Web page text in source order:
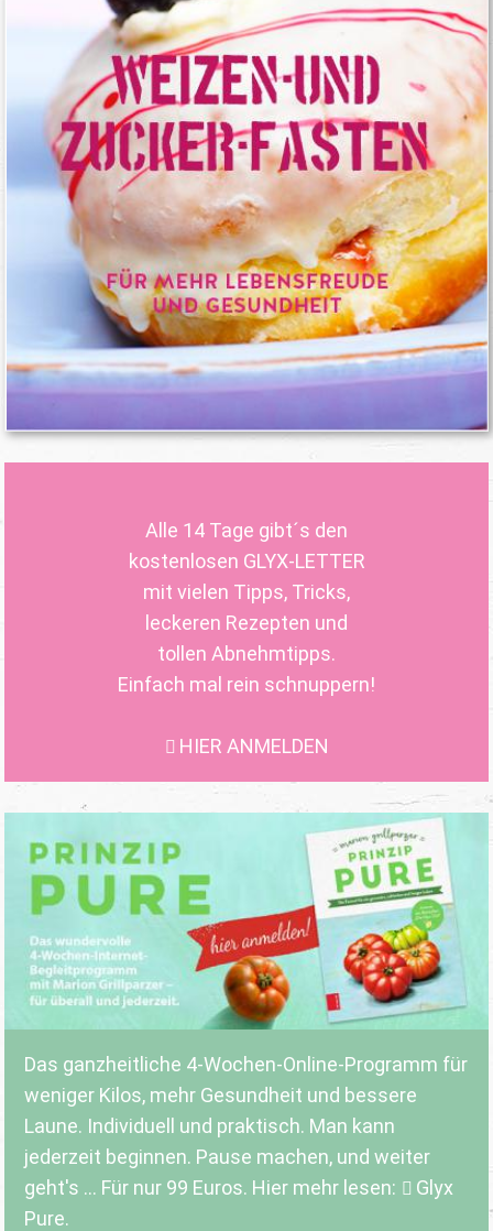
Alle 14 Tage gibt´s den
kostenlosen GLYX-LETTER
mit vielen Tipps, Tricks,
leckeren Rezepten und
tollen Abnehmtipps.
Einfach mal rein schnuppern!
HIER ANMELDEN
Das ganzheitliche 4-Wochen-Online-Programm für
weniger Kilos, mehr Gesundheit und bessere
Laune. Individuell und praktisch. Man kann
jederzeit beginnen. Pause machen, und weiter
geht's ... Für nur 99 Euros. Hier mehr lesen:
Glyx
Pure.